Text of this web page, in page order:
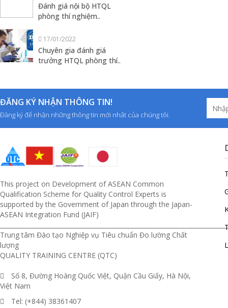
Đánh giá nội bộ HTQL
phòng thí nghiệm..
17/01/2022
Chuyên gia đánh giá
trưởng HTQL phòng thí..
ĐĂNG KÝ NHẬN THÔNG TIN!
Đăng ký để nhận những thông tin mới nhất của chúng tôi.
This project on Development of ASEAN Common
Qualification Scheme for Quality Control Experts is
supported by the Government of Japan through the Japan-
ASEAN Integration Fund (JAIF)
Trung tâm Đào tạo Nghiệp vụ Tiêu chuẩn Đo lường Chất
lượng
QUALITY TRAINING CENTRE (QTC)
Số 8, Đường Hoàng Quốc Việt, Quận Cầu Giấy, Hà Nội,
Việt Nam
Tel: (+844) 38361407